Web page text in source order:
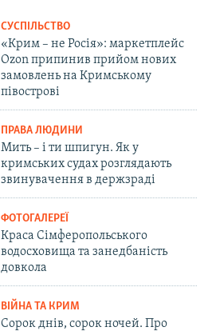
СУСПІЛЬСТВО
«Крим – не Росія»: маркетплейс
Ozon припинив прийом нових
замовлень на Кримському
півострові
ПРАВА ЛЮДИНИ
Мить – і ти шпигун. Як у
кримських судах розглядають
звинувачення в держзраді
ФОТОГАЛЕРЕЇ
Краса Сімферопольського
водосховища та занедбаність
довкола
ВІЙНА ТА КРИМ
Сорок днів, сорок ночей. Про